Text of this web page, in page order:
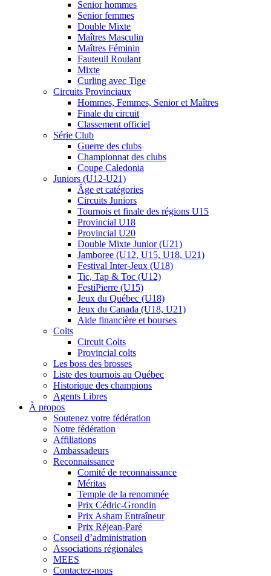
Senior hommes
Senior femmes
Double Mixte
Maîtres Masculin
Maîtres Féminin
Fauteuil Roulant
Mixte
Curling avec Tige
Circuits Provinciaux
Hommes, Femmes, Senior et Maîtres
Finale du circuit
Classement officiel
Série Club
Guerre des clubs
Championnat des clubs
Coupe Caledonia
Juniors (U12-U21)
Âge et catégories
Circuits Juniors
Tournois et finale des régions U15
Provincial U18
Provincial U20
Double Mixte Junior (U21)
Jamboree (U12, U15, U18, U21)
Festival Inter-Jeux (U18)
Tic, Tap & Toc (U12)
FestiPierre (U15)
Jeux du Québec (U18)
Jeux du Canada (U18, U21)
Aide financière et bourses
Colts
Circuit Colts
Provincial colts
Les boss des brosses
Liste des tournois au Québec
Historique des champions
Agents Libres
À propos
Soutenez votre fédération
Notre fédération
Affiliations
Ambassadeurs
Reconnaissance
Comité de reconnaissance
Méritas
Temple de la renommée
Prix Cédric-Grondin
Prix Asham Entraîneur
Prix Réjean-Paré
Conseil d’administration
Associations régionales
MEES
Contactez-nous